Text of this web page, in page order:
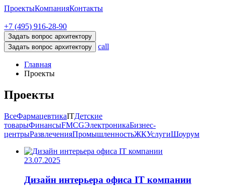
ПроектыКомпанияКонтакты
+7 (495) 916-28-90
Задать вопрос архитектору
Задать вопрос архитектору
call
Главная
Проекты
Проекты
ВсеФармацевтикаITДетские
товарыФинансыFMCGЭлектроникаБизнес-
центрыРазвлеченияПромышленностьЖКУслугиШоурум
23.07.2025
Дизайн интерьера офиса IT компании